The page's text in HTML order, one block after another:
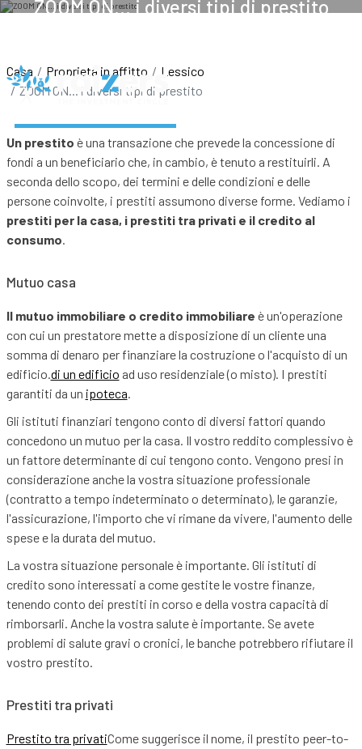
ZOOM ON... i diversi tipi di prestito
Casa Proprietà in affitto
Lessico
ZOOM ON... i diversi tipi di prestito
Un prestito è una transazione che prevede la concessione di
fondi a un beneficiario che, in cambio, è tenuto a restituirli. A
seconda dello scopo, dei termini e delle condizioni e delle
persone coinvolte, i prestiti assumono diverse forme. Vediamo i
prestiti per la casa, i prestiti tra privati e il credito al
consumo.
Mutuo casa
Il mutuo immobiliare o credito immobiliare è un'operazione
con cui un prestatore mette a disposizione di un cliente una
somma di denaro per finanziare la costruzione o l'acquisto di un
edificio.di un edificio ad uso residenziale (o misto). I prestiti
garantiti da un ipoteca.
Gli istituti finanziari tengono conto di diversi fattori quando
concedono un mutuo per la casa. Il vostro reddito complessivo è
un fattore determinante di cui tengono conto. Vengono presi in
considerazione anche la vostra situazione professionale
(contratto a tempo indeterminato o determinato), le garanzie,
l'assicurazione, l'importo che vi rimane da vivere, l'aumento delle
spese e la durata del mutuo.
La vostra situazione personale è importante. Gli istituti di
credito sono interessati a come gestite le vostre finanze,
tenendo conto dei prestiti in corso e della vostra capacità di
rimborsarli. Anche la vostra salute è importante. Se avete
problemi di salute gravi o cronici, le banche potrebbero rifiutare il
vostro prestito.
Prestiti tra privati
Prestito tra privatiCome suggerisce il nome, il prestito peer-to-